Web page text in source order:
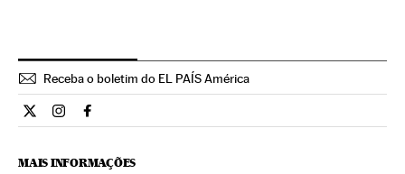
Receba o boletim do EL PAÍS América
Cultura El País Brasil en Twitter
Cultura El País Brasil en Instagram
Cultura El País Brasil en Facebook
MAIS INFORMAÇÕES